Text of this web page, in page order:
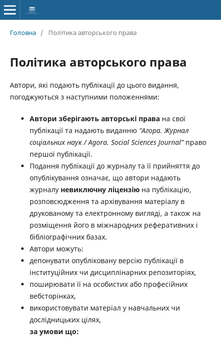
Головна / Політика авторського права
Політика авторського права
Автори, які подають публікації до цього видання,
погоджуються з наступними положеннями:
Автори зберігають авторські правана свої
публікації та надають виданню “Агора. Журнал
соціальних наук / Agora. Social Sciences Journal”право
першої публікації.
Подання публікації до журналу та її прийняття до
опублікування означає, що автори надають
журналу невиключну ліцензіюна публікацію,
розповсюдження та архівування матеріалу в
друкованому та електронному вигляді, а також на
розміщення його в міжнародних реферативних і
бібліографічних базах.
Автори можуть:
депонувати опубліковану версію публікації в
інституційних чи дисциплінарних репозиторіях,
поширювати її на особистих або професійних
вебсторінках,
використовувати матеріал у навчальних чи
дослідницьких цілях,
за умови що: